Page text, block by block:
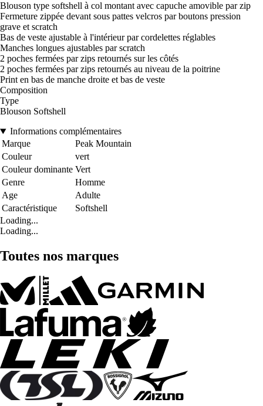
Blouson type softshell à col montant avec capuche amovible par zip
Fermeture zippée devant sous pattes velcros par boutons pression
grave et scratch
Bas de veste ajustable à l'intérieur par cordelettes réglables
Manches longues ajustables par scratch
2 poches fermées par zips retournés sur les côtés
2 poches fermées par zips retournés au niveau de la poitrine
Print en bas de manche droite et bas de veste
Composition
Type
Blouson Softshell
Informations complémentaires
Marque
Peak Mountain
Couleur
vert
Couleur dominante Vert
Genre
Homme
Age
Adulte
Caractéristique
Softshell
Loading...
Loading...
Toutes nos marques